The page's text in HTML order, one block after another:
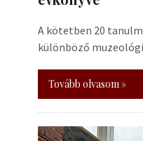
A kötetben 20
különböző
Tovább olvasom »